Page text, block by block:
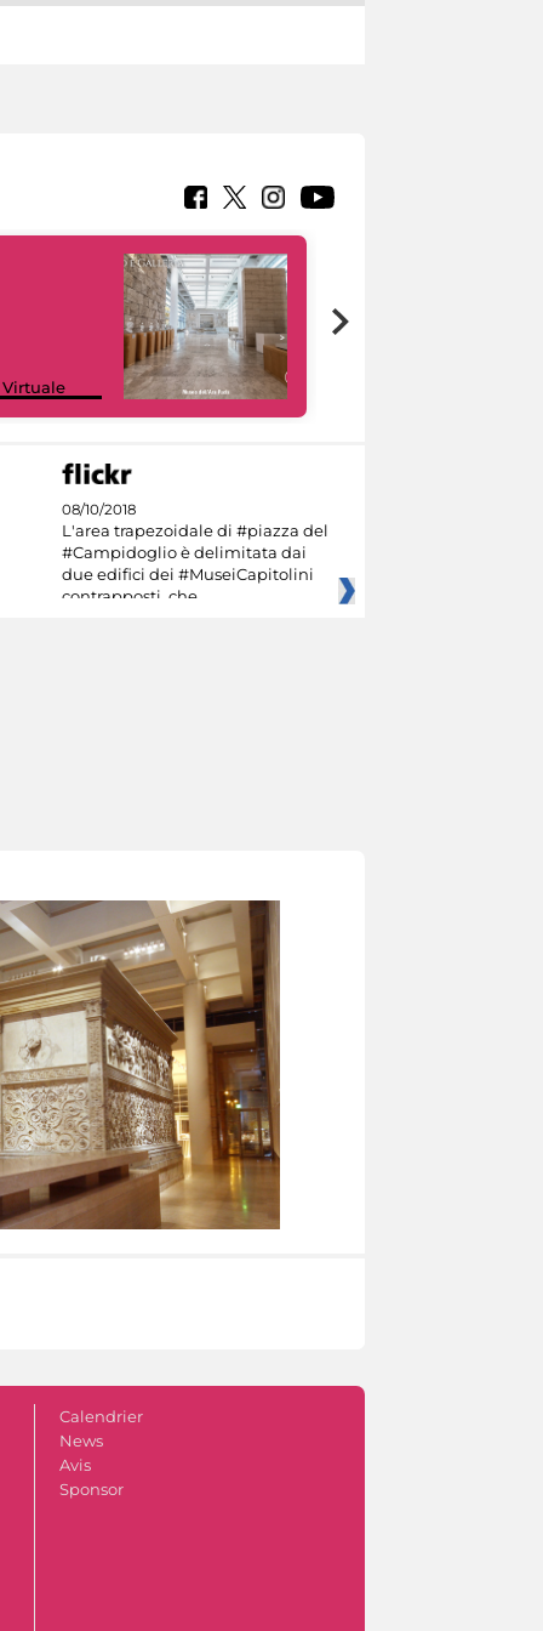
Virtuale
08/10/2018
L'area trapezoidale di #piazza del
#Campidoglio è delimitata dai
due edifici dei #MuseiCapitolini
contrapposti, che
Calendrier
News
Avis
Sponsor